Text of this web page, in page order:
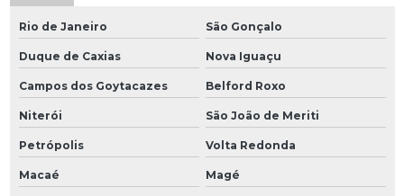
Rio de Janeiro São Gonçalo
Duque de Caxias Nova Iguaçu
Campos dos Goytacazes Belford Roxo
Niterói São João de Meriti
Petrópolis Volta Redonda
Macaé Magé